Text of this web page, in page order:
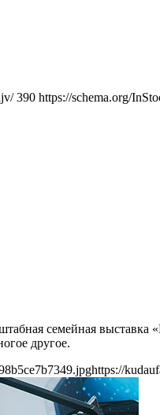
390 https://schema.org/
семейная выставка
другое.
https://